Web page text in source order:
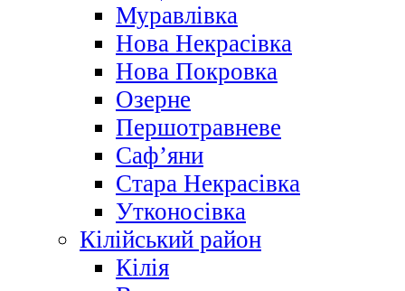
Муравлівка
Нова Некрасівка
Нова Покровка
Озерне
Першотравневе
Саф’яни
Стара Некрасівка
Утконосівка
Кілійський район
Кілія